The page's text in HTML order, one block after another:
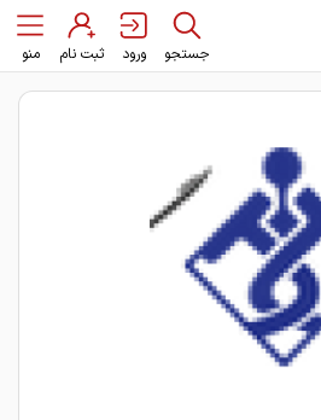
جستجو ورود ثبت نام منو